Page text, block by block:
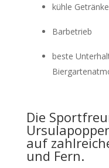
kühle Getränke
Barbetrieb
beste
Die
auf
und Fern.